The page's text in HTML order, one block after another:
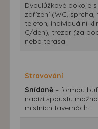
Dvoulůžkové pokoje
zařízení (WC, sprcha,
telefon, individuální
€/den), trezor (za
nebo terasa.
Stravování
Snídaně – formou
nabízí spoustu
místních tavernách.